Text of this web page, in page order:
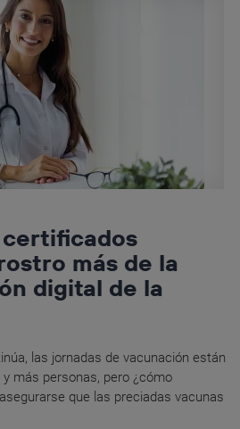
certificados
más de la
digital de la
las jornadas de vacunación están
más personas, pero ¿cómo
que las preciadas vacunas